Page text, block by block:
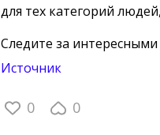
для тех категорий
Следите за
Источник
0 0